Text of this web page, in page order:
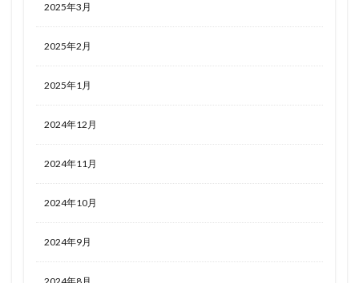
2025年3月
2025年2月
2025年1月
2024年12月
2024年11月
2024年10月
2024年9月